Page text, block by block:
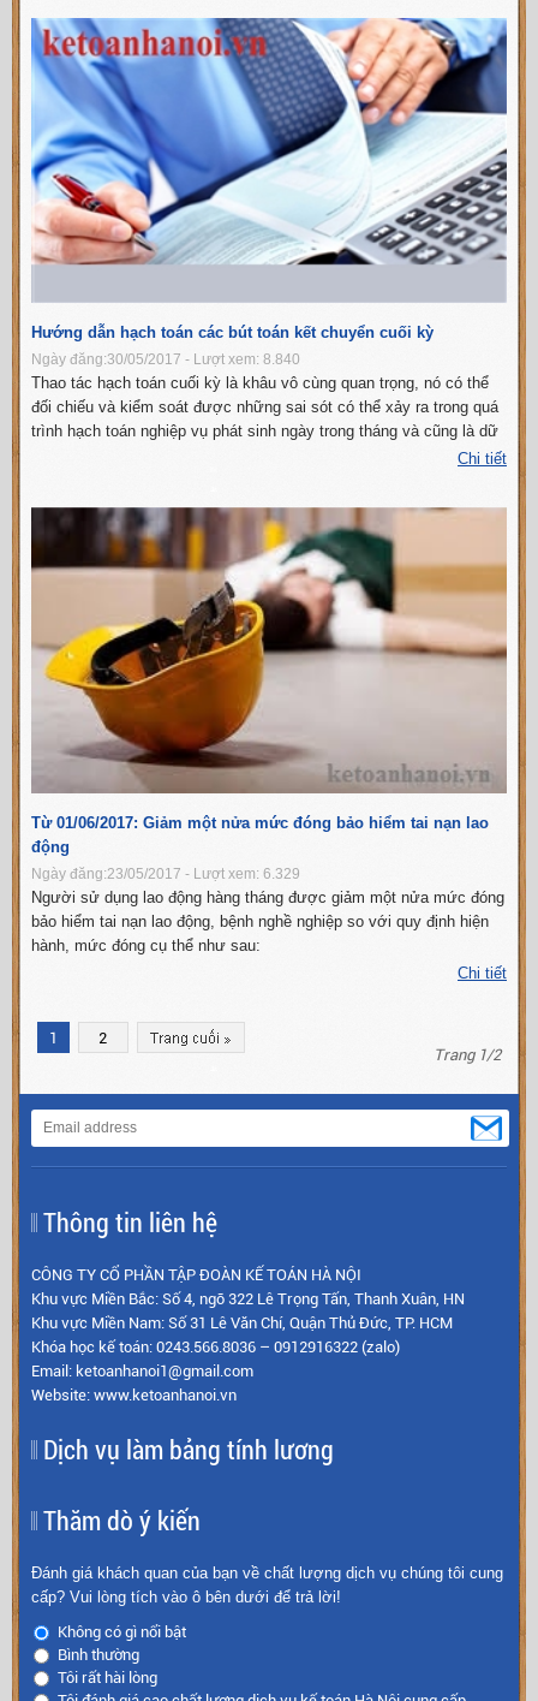
Hướng dẫn hạch toán các bút toán kết chuyển cuối kỳ
Ngày đăng:30/05/2017 - Lượt xem: 8.840
Thao tác hạch toán cuối kỳ là khâu vô cùng quan trọng, nó có thể
đối chiếu và kiểm soát được những sai sót có thể xảy ra trong quá
trình hạch toán nghiệp vụ phát sinh ngày trong tháng và cũng là dữ
liệu để doanh nghiệp là cơ sở tập hợp báo cáo cuối năm.Chính v...
Chi tiết
Từ 01/06/2017: Giảm một nửa mức đóng bảo hiểm tai nạn lao
động
Ngày đăng:23/05/2017 - Lượt xem: 6.329
Người sử dụng lao động hàng tháng được giảm một nửa mức đóng
bảo hiểm tai nạn lao động, bệnh nghề nghiệp so với quy định hiện
hành, mức đóng cụ thể như sau:
Chi tiết
1
2
Trang 1/2
Thông tin liên hệ
CÔNG TY CỔ PHẦN TẬP ĐOÀN KẾ TOÁN HÀ NỘI
Khu vực Miền Bắc: Số 4, ngõ 322 Lê Trọng Tấn, Thanh Xuân, HN
Khu vực Miền Nam: Số 31 Lê Văn Chí, Quận Thủ Đức, TP. HCM
Khóa học kế toán: 0243.566.8036 – 0912916322 (zalo)
Email: ketoanhanoi1@gmail.com
Website: www.ketoanhanoi.vn
Dịch vụ làm bảng tính lương
Thăm dò ý kiến
Đánh giá khách quan của bạn về chất lượng dịch vụ chúng tôi cung
cấp? Vui lòng tích vào ô bên dưới để trả lời!
Không có gì nổi bật
Bình thường
Tôi rất hài lòng